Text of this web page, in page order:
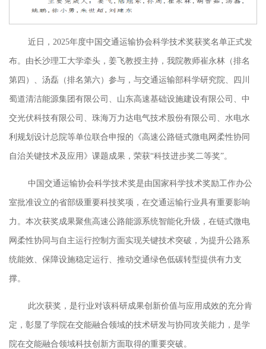
近日， 2025年度中国交通运输协会科学技术奖获奖名单正式发
布。 由长沙理工大学牵头，姜飞教授主持，我院教师崔永林（排名
第四）、汤磊（排名第六）参与， 与交通运输部科学研究院 四川
蜀道清洁能源集团有限公司 山东高速基础设施建设有限公司 中
交光伏科技有限公司 珠海万力达电气技术股份有限公司 水电水
利规划设计总院等单位联合申报的《高速公路链式微电网柔性协同
自治关键技术及应用》课题成果，荣获“科技进步奖二等奖”。
中国交通运输协会科学技术奖是由国家科学技术奖励工作办公
室批准设立的省部级重要科技奖项，在交通运输行业具有重要影响
力。本次获奖成果聚焦高速公路能源系统智能化升级，在链式微电
网柔性协同与自主运行控制方面实现关键技术突破，为提升公路系
统能效、保障设施稳定运行、推动交通绿色低碳转型提供有力支
撑。
此次获奖，是行业对该科研成果创新价值与应用成效的充分肯
定，彰显了学院在交能融合领域的技术研发与协同攻关能力，是学
院在交能融合领域科技创新方面取得的重要突破。